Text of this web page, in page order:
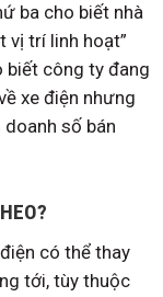
ba cho biết nhà
vị trí linh hoạt”
biết công ty đang
xe điện nhưng
số bán
có thể thay
tới, tùy thuộc